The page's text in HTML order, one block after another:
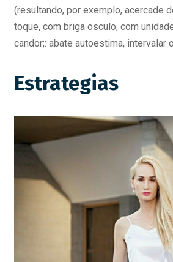
(resultando, por exemplo, acercade
toque, com briga osculo, com
candor;: abate autoestima, intervalar
Estrategias